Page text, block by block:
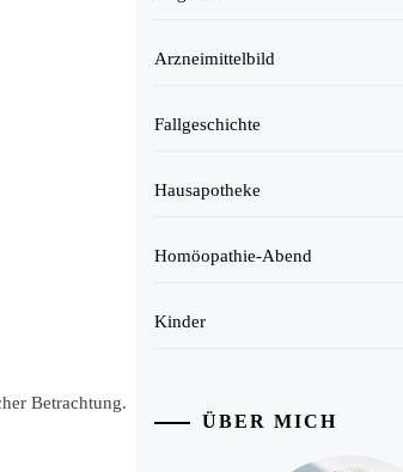
Betrachtung.
Arzneimittelbild
Fallgeschichte
Hausapotheke
Homöopathie-Abend
Kinder
ÜBER MICH